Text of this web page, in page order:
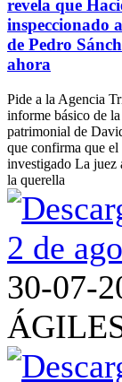
revela que
inspeccionado
de Pedro
ahora
Pide a la Agencia
informe básico de
patrimonial de
que confirma que el
investigado La juez
la querella
30-07-